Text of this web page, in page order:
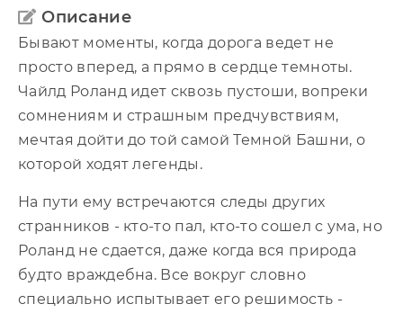
Описание
Бывают моменты, когда дорога ведет не
просто вперед, а прямо в сердце темноты.
Чайлд Роланд идет сквозь пустоши, вопреки
сомнениям и страшным предчувствиям,
мечтая дойти до той самой Темной Башни, о
которой ходят легенды.
На пути ему встречаются следы других
странников - кто-то пал, кто-то сошел с ума, но
Роланд не сдается, даже когда вся природа
будто враждебна. Все вокруг словно
специально испытывает его решимость -